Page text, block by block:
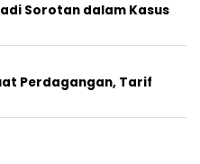
Sorotan dalam Kasus
Perdagangan, Tarif